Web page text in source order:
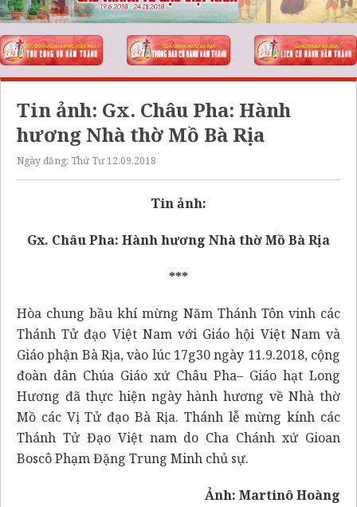
Tin ảnh: Gx. Châu Pha: Hành
hương Nhà thờ Mồ Bà Rịa
Ngày đăng: Thứ Tư 12.09.2018
Tin ảnh:
Gx. Châu Pha: Hành hương Nhà thờ Mồ Bà Rịa
***
Hòa chung bầu khí mừng Năm Thánh Tôn vinh các
Thánh Tử đạo Việt Nam với Giáo hội Việt Nam và
Giáo phận Bà Rịa, vào lúc 17g30 ngày 11.9.2018, cộng
đoàn dân Chúa Giáo xứ Châu Pha– Giáo hạt Long
Hương đã thực hiện ngày hành hương về Nhà thờ
Mồ các Vị Tử đạo Bà Rịa. Thánh lễ mừng kính các
Thánh Tử Đạo Việt nam do Cha Chánh xứ Gioan
Boscô Phạm Đặng Trung Minh chủ sự.
Ảnh: Martinô Hoàng